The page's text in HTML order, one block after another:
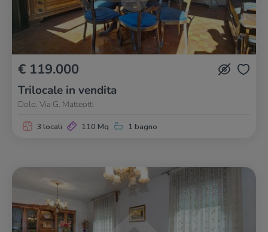
€ 119.000
Trilocale in vendita
Dolo, Via G. Matteotti
3 locali 110 Mq 1 bagno